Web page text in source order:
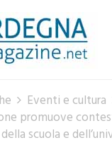
Eventi e cultura
promuove
scuola e